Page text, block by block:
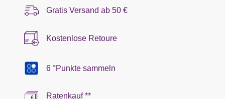
Gratis Versand ab 50 €
Kostenlose Retoure
6 °Punkte sammeln
Ratenkauf **